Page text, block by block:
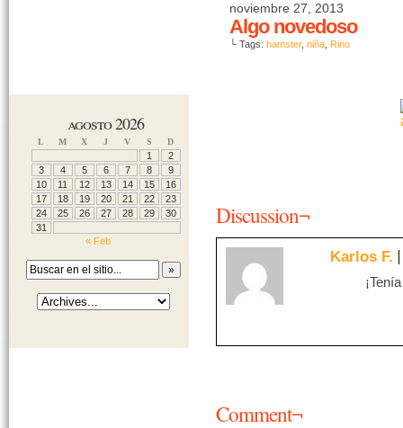
noviembre 27, 2013
Algo novedoso
└ Tags: hamster, niña Rino
agosto 2026
L M X J V S D
1
2
3
4 5 6 7 8
9
10
11 12 13 14 15
16
17
18 19 20 21 22
23
24
25 26 27 28 29
30
31
« Feb
Discussion¬
Karlos F.
Comment¬